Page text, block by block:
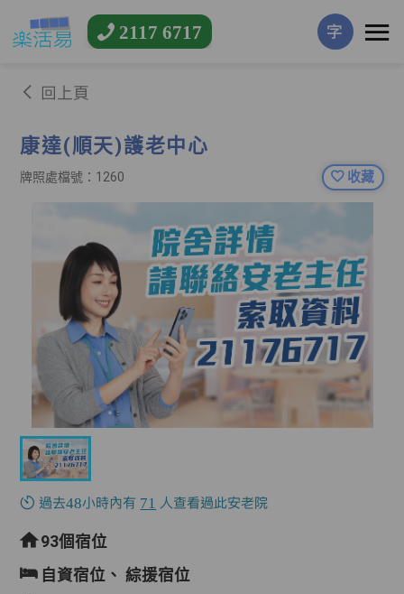
2117 6717 字
回上頁
康達(順天)護老中心
牌照處檔號：1260 收藏
過去48小時內有 71 人查看過此安老院
93個宿位
自資宿位、綜援宿位